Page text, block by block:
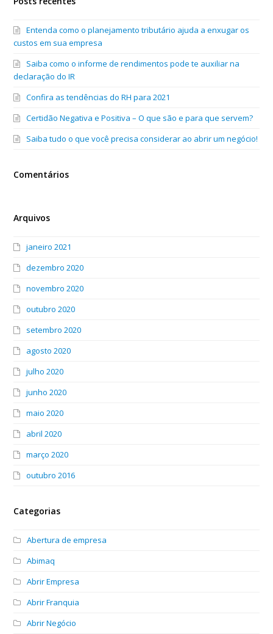
Entenda como o planejamento tributário ajuda a enxugar os
custos em sua empresa
Saiba como o informe de rendimentos pode te auxiliar na
declaração do IR
Confira as tendências do RH para 2021
Certidão Negativa e Positiva – O que são e para que servem?
Saiba tudo o que você precisa considerar ao abrir um negócio!
Comentários
Arquivos
janeiro 2021
dezembro 2020
novembro 2020
outubro 2020
setembro 2020
agosto 2020
julho 2020
junho 2020
maio 2020
abril 2020
março 2020
outubro 2016
Categorias
Abertura de empresa
Abimaq
Abrir Empresa
Abrir Franquia
Abrir Negócio